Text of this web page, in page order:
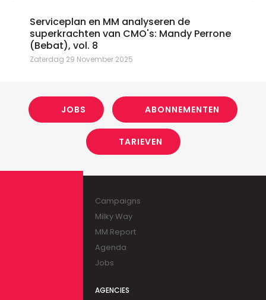
Serviceplan en MM analyseren de
superkrachten van CMO's: Mandy Perrone
(Bebat), vol. 8
Zaterdag 29 November 2025
JOBS ABONNEMENTEN
TARIEVEN
Campaigns
Milky Way
MM Report
Agenda
Jobs
AGENCIES